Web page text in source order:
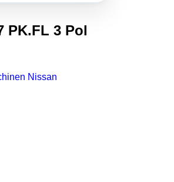
PK.FL 3 Pol
Nissan